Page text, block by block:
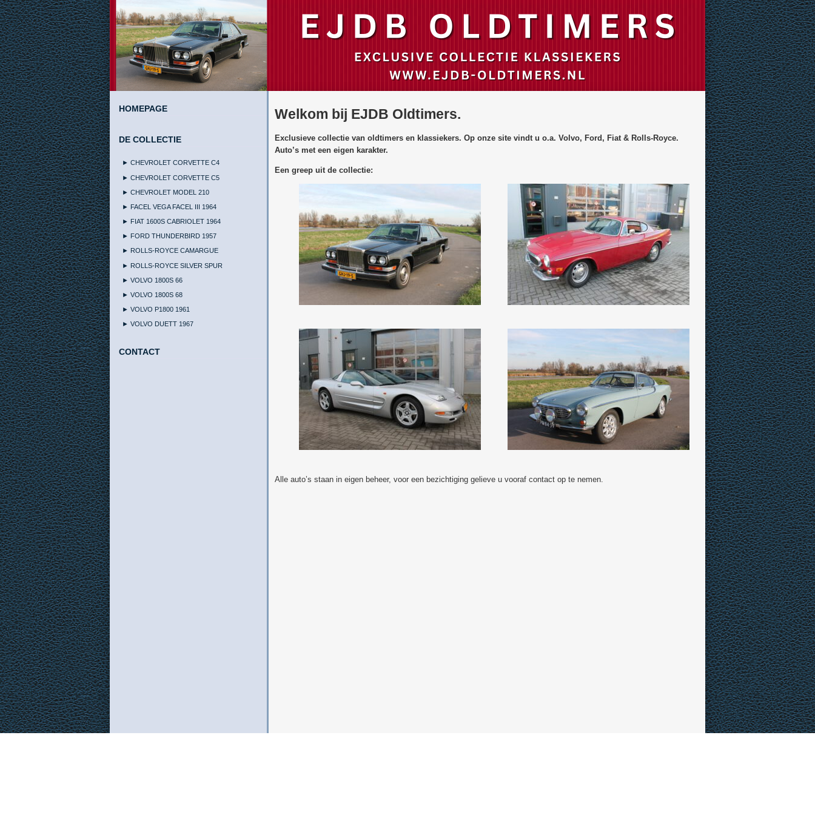
Welkom bij EJDB Oldtimers.
Exclusieve collectie van oldtimers en klassiekers. Op onze site vindt u o.a. Volvo, Ford, Fiat & Rolls-Royce.
Auto’s met een eigen karakter.
Een greep uit de collectie:
Alle auto’s staan in eigen beheer, voor een bezichtiging gelieve u vooraf contact op te nemen.
HOMEPAGE
DE COLLECTIE
► CHEVROLET CORVETTE C4
► CHEVROLET CORVETTE C5
► CHEVROLET MODEL 210
► FACEL VEGA FACEL III 1964
► FIAT 1600S CABRIOLET 1964
► FORD THUNDERBIRD 1957
► ROLLS-ROYCE CAMARGUE
► ROLLS-ROYCE SILVER SPUR
► VOLVO 1800S 66
► VOLVO 1800S 68
► VOLVO P1800 1961
► VOLVO DUETT 1967
CONTACT